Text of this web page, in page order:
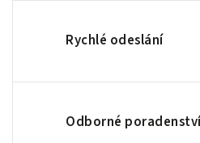
Rychlé odeslání
Odborné